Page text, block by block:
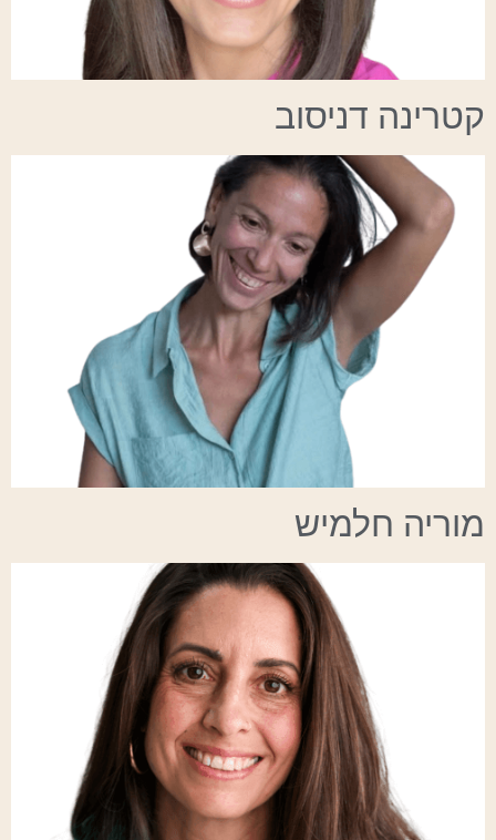
קטרינה דניסוב
מוריה חלמיש